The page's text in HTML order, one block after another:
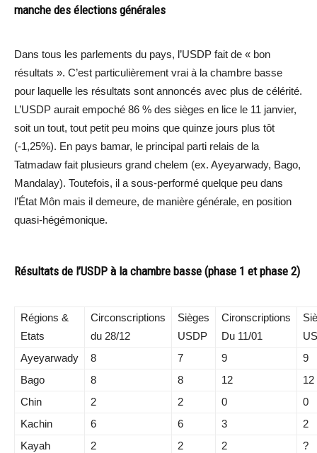
manche des élections générales
Dans tous les parlements du pays, l’USDP fait de « bon
résultats ». C’est particulièrement vrai à la chambre basse
pour laquelle les résultats sont annoncés avec plus de célérité.
L’USDP aurait empoché 86 % des sièges en lice le 11 janvier,
soit un tout, tout petit peu moins que quinze jours plus tôt
(-1,25%). En pays bamar, le principal parti relais de la
Tatmadaw fait plusieurs grand chelem (ex. Ayeyarwady, Bago,
Mandalay). Toutefois, il a sous-performé quelque peu dans
l’État Môn mais il demeure, de manière générale, en position
quasi-hégémonique.
Résultats de l’USDP à la chambre basse (phase 1 et phase 2)
Régions &
Etats
Circonscriptions
du 28/12
Sièges
USDP
Cironscriptions
Du 11/01
Ayeyarwady
8 7 9
9
Bago
8 8 12
12
Chin
2 2 0
0
Kachin
6 6 3
2
Kayah
2 2 2
?